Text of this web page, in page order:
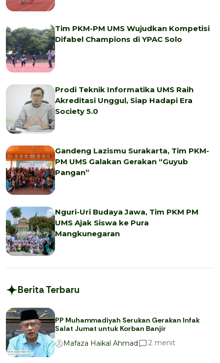
Tim PKM-PM UMS Wujudkan Kompetisi
Difabel Champions di YPAC Solo
Prodi Teknik Informatika UMS Raih
Akreditasi Unggul, Siap Hadapi Era
Society 5.0
Gandeng Lazismu Surakarta, Tim PKM-
PM UMS Galakan Gerakan “Guyub
Pangan”
Nguri-Uri Budaya Jawa, Tim PKM PM
UMS Ajak Siswa ke Pura
Mangkunegaran
Berita Terbaru
PP Muhammadiyah Serukan Gerakan Infak
Salat Jumat untuk Korban Banjir
Mafaza Haikal Ahmad
2 menit